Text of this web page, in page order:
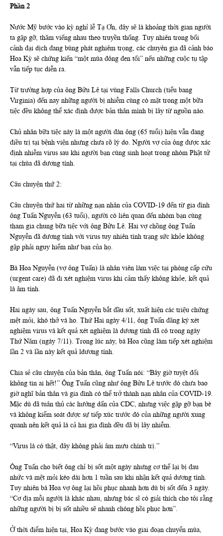
Phần 2
Nước Mỹ bước vào kỳ nghỉ lễ Tạ Ơn, đây sẽ là khoảng thời gian người
ta gặp gỡ, thăm viếng nhau theo truyền thống. Tuy nhiên trong bối
cảnh đại dịch đang bùng phát nghiêm trọng, các chuyên gia đã cảnh báo
Hoa Kỳ sẽ chứng kiến “một mùa đông đen tối” nếu những cuộc tụ tập
vẫn tiếp tục diễn ra.
Từ trường hợp của ông Bửu Lê tại vùng Falls Church (tiểu bang
Virginia) đến nay những người bị nhiễm cùng có mặt trong một bữa
tiệc đều không thể xác định được bản thân mình bị lây từ nguồn nào.
Chủ nhân bữa tiệc này là một người đàn ông (65 tuổi) hiện vẫn đang
điều trị tại bệnh viện nhưng chưa rõ lý do. Người vợ của ông được xác
định nhiễm virus sau khi người bạn cùng sinh hoạt trong nhóm Phật tử
tại chùa đã dương tính.
Câu chuyện thứ 2:
Câu chuyện thứ hai từ những nạn nhân của COVID-19 đến từ gia đình
ông Tuấn Nguyễn (63 tuổi), người có liên quan đến nhóm bạn cùng
tham gia chung bữa tiệc với ông Bửu Lê. Hai vợ chồng ông Tuấn
Nguyễn đã dương tính với virus tuy nhiên tình trạng sức khỏe không
gặp phải nguy hiểm như bạn của họ.
Bà Hoa Nguyễn (vợ ông Tuấn) là nhân viên làm việc tại phòng cấp cứu
(urgent care) đã đi xét nghiệm virus khi cảm thấy không khỏe, kết quả
là âm tính.
Hai ngày sau, ông Tuấn Nguyễn bắt đầu sốt, xuất hiện các triệu chứng
mệt mỏi, khó thở và ho. Thứ Hai ngày 4/11, ông Tuấn đăng ký xét
nghiệm virus và kết quả xét nghiệm là dương tính đã có trong ngày
Thứ Năm (ngày 7/11). Trong lúc này, bà Hoa cũng làm tiếp xét nghiệm
lần 2 và lần này kết quả ldương tính.
Chia sẻ câu chuyện của bản thân, ông Tuấn nói: “Bây giờ tuyệt đối
không tin ai hết!” Ông Tuấn cũng như ông Bửu Lê trước đó chưa bao
giờ nghĩ bản thân và gia đình có thể trở thành nạn nhân của COVID-19.
Mặc dù đã tuân thủ các hướng dấn của CDC, nhưng việc gặp gỡ bạn bè
và không kiểm soát được sự tiếp xúc trước đó của những người xung
quanh nên kết quả là cả hai gia đình đều đã bị lây nhiễm.
“Virus là có thật, đây không phải âm mưu chính trị.”
Ông Tuấn cho biết ông chỉ bị sốt một ngày nhưng cơ thể lại bị đau
nhức và mệt mỏi kéo dài hơn 1 tuần sau khi nhận kết quả dương tính.
Tuy nhiên bà Hoa vợ ông lại hồi phục nhanh hơn dù bị sốt đến 3 ngày.
“Cơ địa mỗi người là khác nhau, nhưng bác sĩ có giải thích cho tôi rằng
những người bị bị sốt nhiều sẽ nhanh chóng hồi phục hơn”.
Ở thời điểm hiện tại, Hoa Kỳ đang bước vào giai đoạn chuyển mùa,